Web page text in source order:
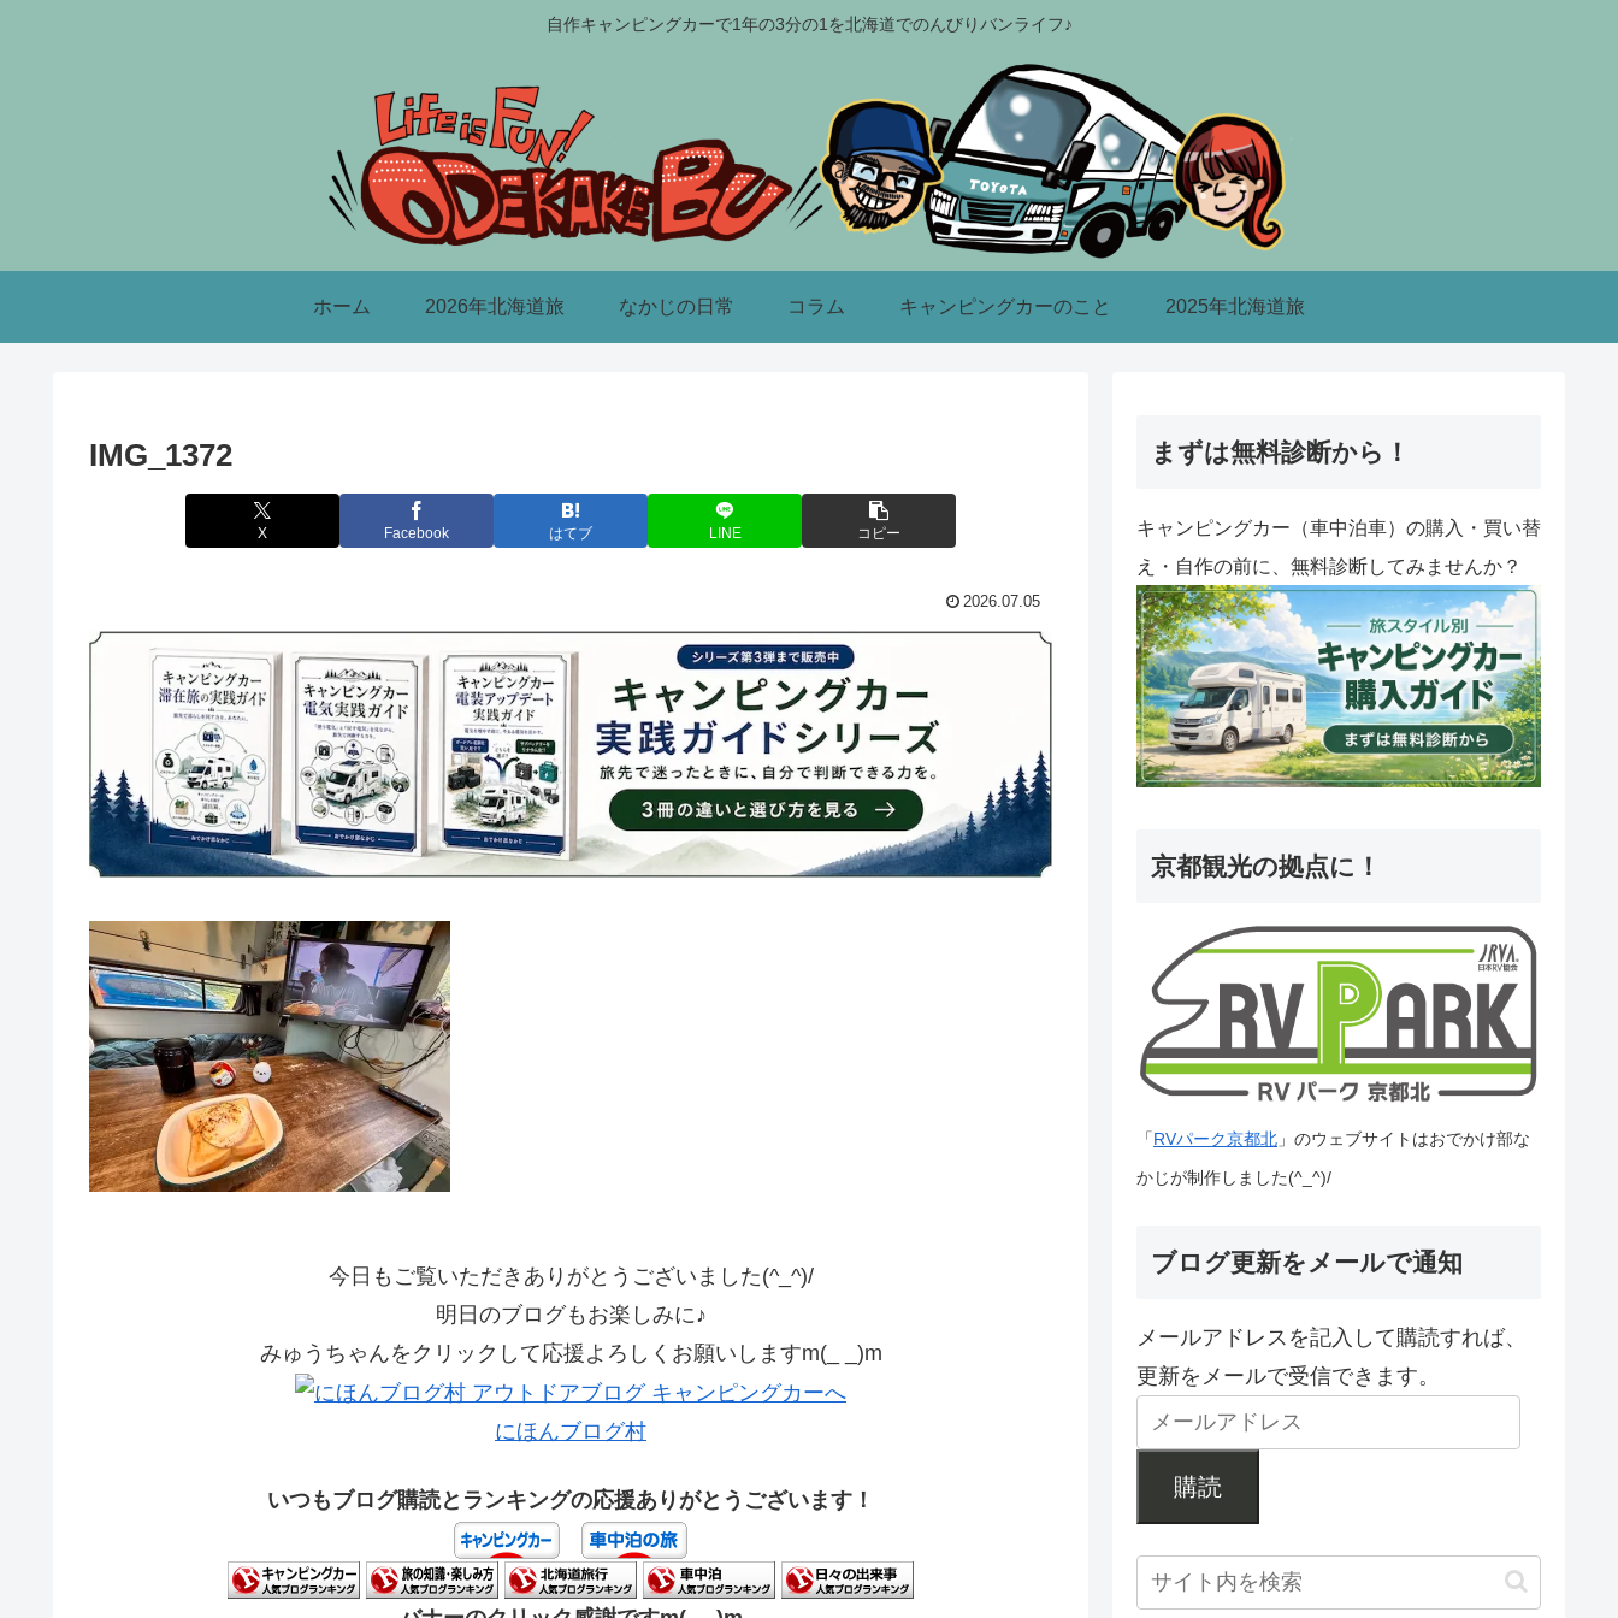
自作キャンピングカーで1年の3分の1を北海道でのんびりバンライフ♪
ホーム 2026年北海道旅 なかじの日常 コラム キャンピングカーのこと 2025年北海道旅
IMG_1372
X Facebook はてブ LINE コピー
2026.07.05
今日もご覧いただきありがとうございました(^_^)/
明日のブログもお楽しみに♪
みゅうちゃんをクリックして応援よろしくお願いしますm(_ _)m
にほんブログ村
いつもブログ購読とランキングの応援ありがとうございます！
まずは無料診断から！
キャンピングカー（車中泊車）の購入・買い替
え・自作の前に、無料診断してみませんか？
京都観光の拠点に！
「RVパーク京都北 」のウェブサイトはおでかけ部な
かじが制作しました(^_^)/
ブログ更新をメールで通知
メールアドレスを記入して購読すれば、
更新をメールで受信できます。
購読